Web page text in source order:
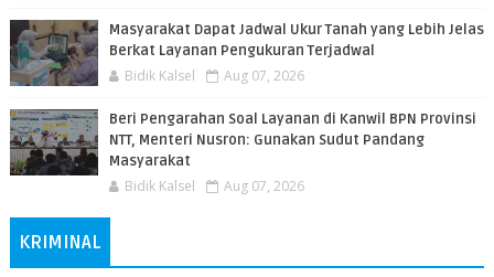
Masyarakat Dapat Jadwal Ukur Tanah yang Lebih Jelas
Berkat Layanan Pengukuran Terjadwal
Bidik Kalsel Aug 07, 2026
Beri Pengarahan Soal Layanan di Kanwil BPN Provinsi
NTT, Menteri Nusron: Gunakan Sudut Pandang
Masyarakat
Bidik Kalsel Aug 07, 2026
KRIMINAL